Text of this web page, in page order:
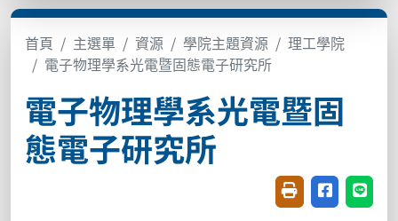
首頁 主選單 資源 學院主題資源
理工學院
電子物理學系光電暨固態電子研究所
電子物理學系光電暨固
態電子研究所
友善列印(開新視
分享至臉書
分享